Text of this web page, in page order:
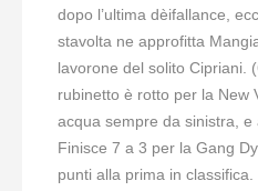
dopo l’ultima dèifallance,
stavolta ne approfitta
lavorone del solito Cipriani.
rubinetto è rotto per la New
acqua sempre da sinistra,
Finisce 7 a 3 per la Gang
punti alla prima in